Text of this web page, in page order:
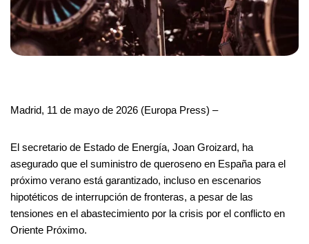
Madrid, 11 de mayo de 2026 (Europa Press) –
El secretario de Estado de Energía, Joan Groizard, ha
asegurado que el suministro de queroseno en España para el
próximo verano está garantizado, incluso en escenarios
hipotéticos de interrupción de fronteras, a pesar de las
tensiones en el abastecimiento por la crisis por el conflicto en
Oriente Próximo.